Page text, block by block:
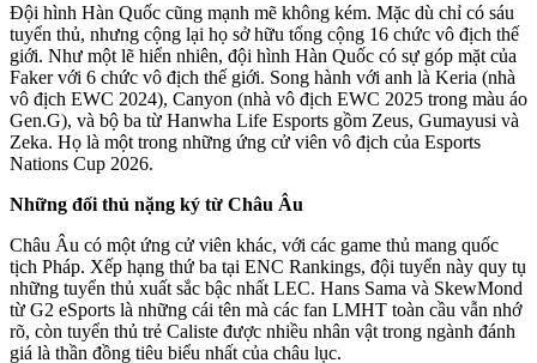
Đội hình Hàn Quốc cũng mạnh mẽ không kém. Mặc dù chỉ có sáu
tuyển thủ, nhưng cộng lại họ sở hữu tổng cộng 16 chức vô địch thế
giới. Như một lẽ hiển nhiên, đội hình Hàn Quốc có sự góp mặt của
Faker với 6 chức vô địch thế giới. Song hành với anh là Keria (nhà
vô địch EWC 2024), Canyon (nhà vô địch EWC 2025 trong màu áo
Gen.G), và bộ ba từ Hanwha Life Esports gồm Zeus, Gumayusi và
Zeka. Họ là một trong những ứng cử viên vô địch của Esports
Nations Cup 2026.
Những đối thủ nặng ký từ Châu Âu
Châu Âu có một ứng cử viên khác, với các game thủ mang quốc
tịch Pháp. Xếp hạng thứ ba tại ENC Rankings, đội tuyển này quy tụ
những tuyển thủ xuất sắc bậc nhất LEC. Hans Sama và SkewMond
từ G2 eSports là những cái tên mà các fan LMHT toàn cầu vẫn nhớ
rõ, còn tuyển thủ trẻ Caliste được nhiều nhân vật trong ngành đánh
giá là thần đồng tiêu biểu nhất của châu lục.